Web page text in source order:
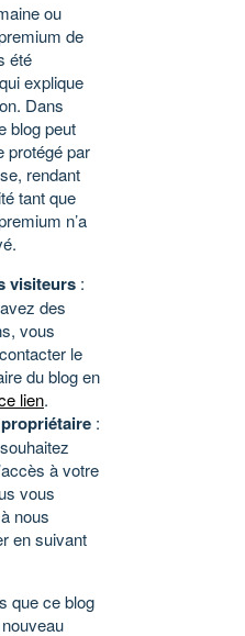
ou
de
été
explique
Dans
blog peut
protégé par
rendant
tant que
n’a
visiteurs :
des
vous
le
du blog en
lien.
:
à votre
vous
nous
en suivant
que ce blog